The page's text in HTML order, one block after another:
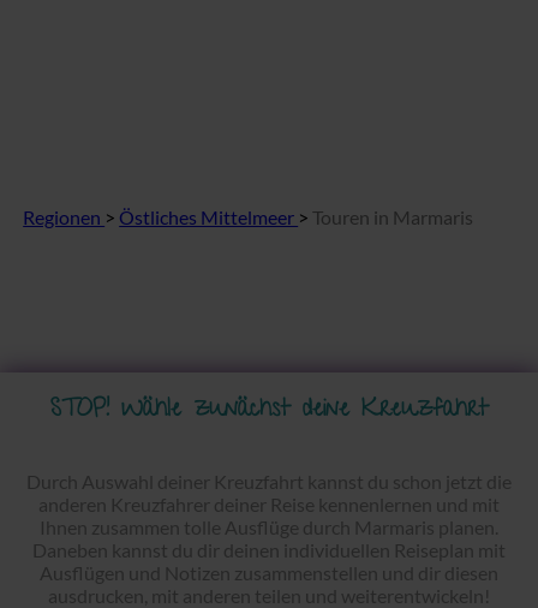
Regionen > Östliches Mittelmeer >Touren in Marmaris
STOP! Wähle zunächst deine Kreuzfahrt
Durch Auswahl deiner Kreuzfahrt kannst du schon jetzt die
anderen Kreuzfahrer deiner Reise kennenlernen und mit
Ihnen zusammen tolle Ausflüge durch Marmaris planen.
Daneben kannst du dir deinen individuellen Reiseplan mit
Ausflügen und Notizen zusammenstellen und dir diesen
ausdrucken, mit anderen teilen und weiterentwickeln!